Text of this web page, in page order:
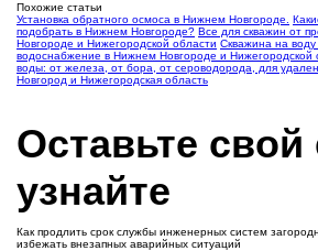
Похожие статьи
Установка обратного осмоса в Нижнем Новгороде.
подобрать в Нижнем Новгороде? Все для скважин от
Новгороде и Нижегородской области Скважина на
водоснабжение в Нижнем Новгороде и Нижегородской
воды: от железа, от бора, от сероводорода, для
Новгород и Нижегородская область
Оставьте свой
узнайте
Как продлить срок службы инженерных систем
избежать внезапных аварийных ситуаций